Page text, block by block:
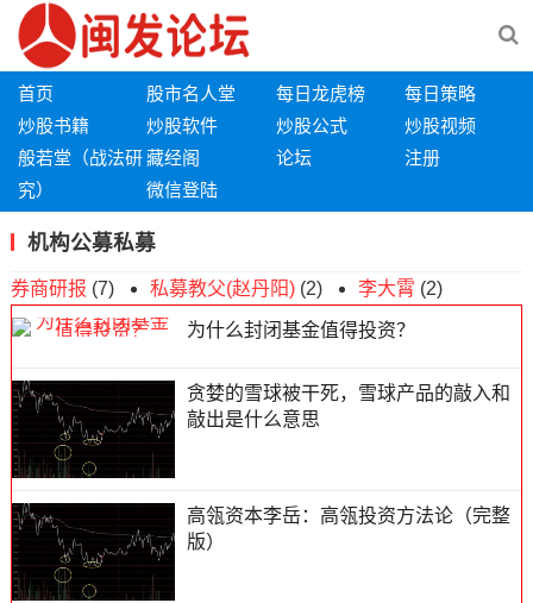
首页 股市名人堂 每日龙虎榜
每日策略
炒股书籍
炒股软件 炒股公式
炒股视频
般若堂（战法研
究）
藏经阁 论坛
注册
微信登陆
机构公募私募
券商研报 (7) 私募教父(赵丹阳)(2) 李大霄 (2)
为什么封闭基金值得投资？
贪婪的雪球被干死，雪球产品的敲入和
敲出是什么意思
高瓴资本李岳：高瓴投资方法论（完整
版）